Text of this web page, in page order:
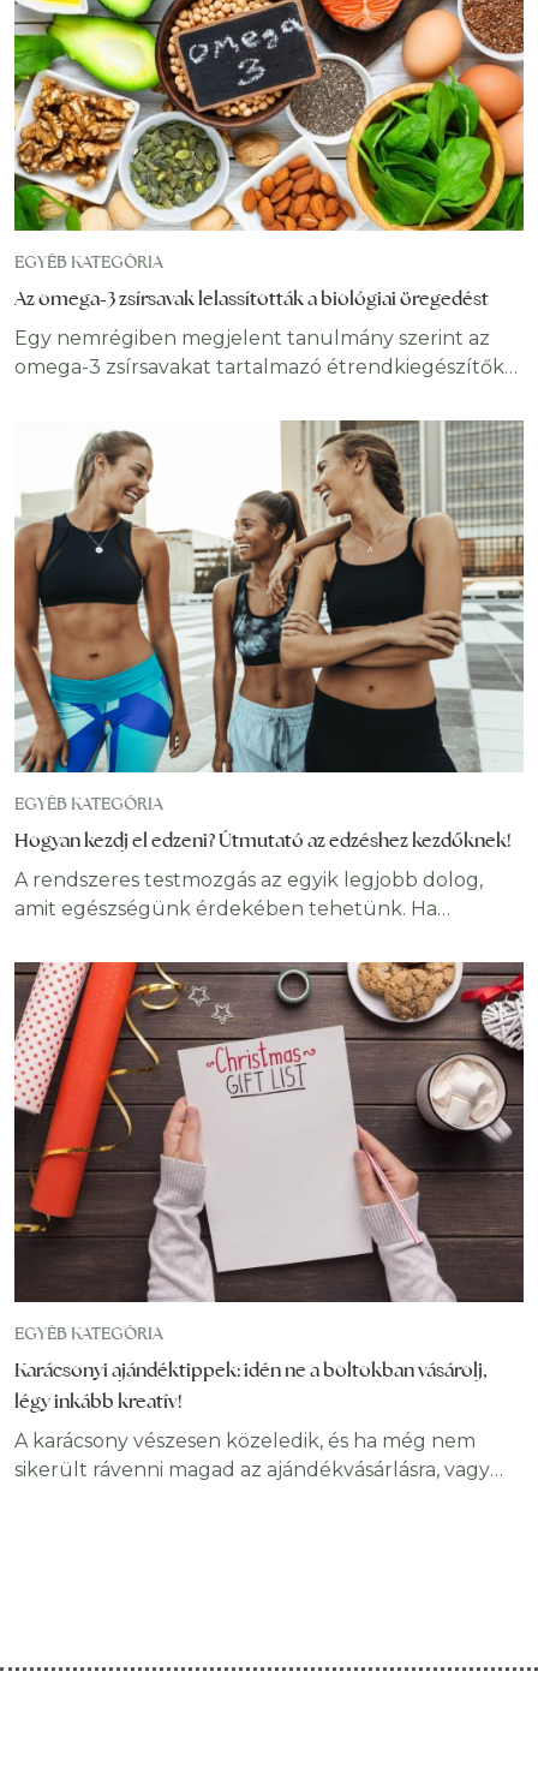
EGYÉB KATEGÓRIA
Az omega-3 zsírsavak lelassították a biológiai öregedést
Egy nemrégiben megjelent tanulmány szerint az
omega-3 zsírsavakat tartalmazó étrendkiegészítők
biológiai öregedését. Ez a hatás tovább fokozható
testmozgással és D-vitamin egyidejű alkalmazásával.
Azonban fontos megjegyezni, hogy a biológiai
életkor nem azonos a születésünk óta eltelt évek
számával. Valaki lehet például 40 éves, de a biológiai
életkora lehet magasabb vagy
EGYÉB KATEGÓRIA
Hogyan kezdj el edzeni? Útmutató az edzéshez kezdőknek!
A rendszeres testmozgás az egyik legjobb dolog,
amit egészségünk érdekében tehetünk. Ha
folyamatos fizikai aktivitás milyen előnyökkel jár a
testedre és a jólétedre. A gyakorlatok beépítése a
mindennapokba azonban nagy elszántságot igényel,
és ahhoz, hogy hosszú távon ragaszkodjunk ehhez,
fegyelemre van szükség. Ha az edzés elkezdését
fontolgatod,
EGYÉB KATEGÓRIA
Karácsonyi ajándéktippek: idén ne a boltokban vásárolj,
légy inkább kreatív!
A karácsony vészesen közeledik, és ha még nem
sikerült rávenni magad az ajándékvásárlásra, vagy
Ne aggódj, nem